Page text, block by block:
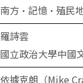
南方•記憶•殖民
羅詩雲
國立政治大學中國
依據克朗（Mike